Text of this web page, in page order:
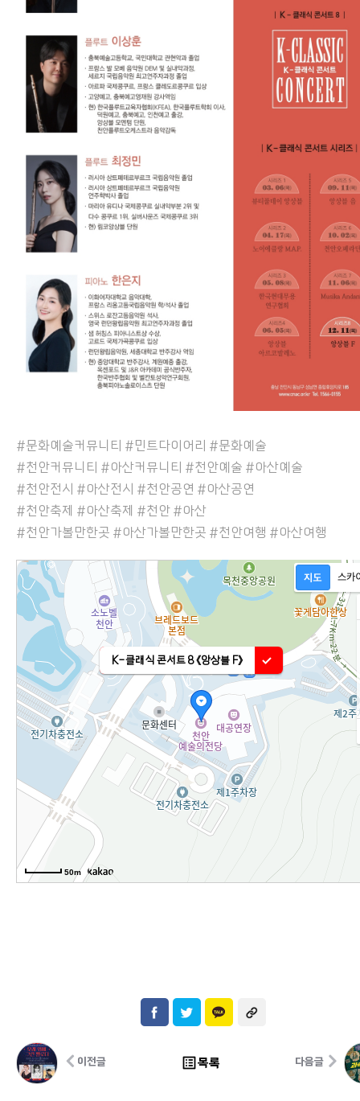
#문화예술커뮤니티 #민트다이어리 #문화예술
#천안커뮤니티 #아산커뮤니티 #천안예술 #아산예술
#천안전시 #아산전시 #천안공연 #아산공연
#천안축제 #아산축제 #천안 #아산
#천안가볼만한곳 #아산가볼만한곳 #천안여행 #아산여행
K-클래식 콘서트 8 《앙상블 F》
50m
이전글 list_alt 목록 다음글